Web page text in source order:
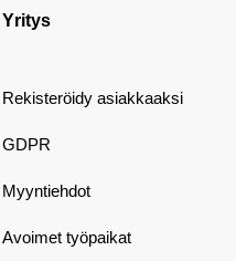
Yritys
Rekisteröidy asiakkaaksi
GDPR
Myyntiehdot
Avoimet työpaikat